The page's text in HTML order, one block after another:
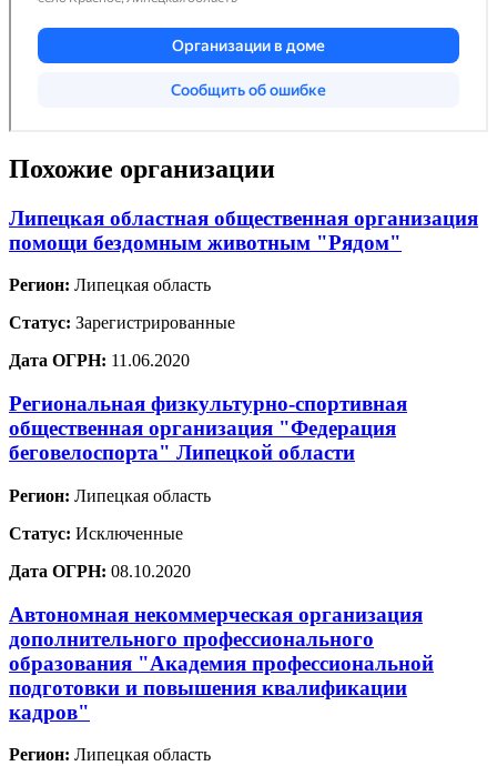
Похожие организации
Липецкая областная общественная организация
помощи бездомным животным "Рядом"
Регион: Липецкая область
Статус: Зарегистрированные
Дата ОГРН: 11.06.2020
Региональная физкультурно-спортивная
общественная организация "Федерация
беговелоспорта" Липецкой области
Регион: Липецкая область
Статус: Исключенные
Дата ОГРН: 08.10.2020
Автономная некоммерческая организация
дополнительного профессионального
образования "Академия профессиональной
подготовки и повышения квалификации
кадров"
Регион: Липецкая область